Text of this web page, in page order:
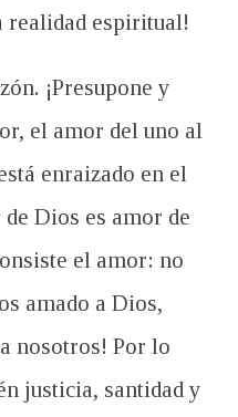
realidad espiritual!
¡Presupone y
el amor del uno al
enraizado en el
Dios es amor de
el amor: no
amado a Dios,
nosotros! Por lo
justicia, santidad y